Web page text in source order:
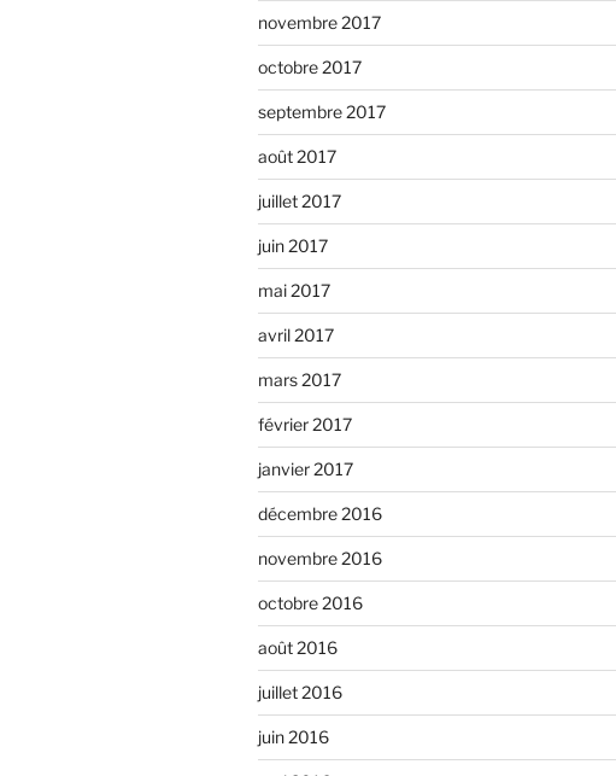
novembre 2017
octobre 2017
septembre 2017
août 2017
juillet 2017
juin 2017
mai 2017
avril 2017
mars 2017
février 2017
janvier 2017
décembre 2016
novembre 2016
octobre 2016
août 2016
juillet 2016
juin 2016